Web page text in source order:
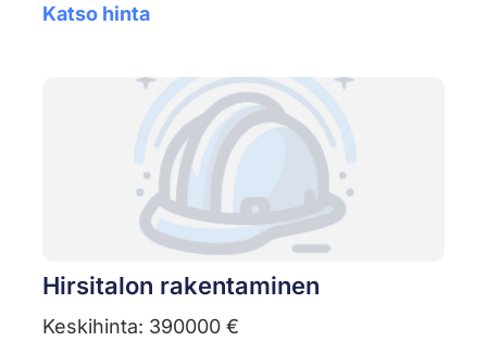
Katso hinta
Hirsitalon rakentaminen
Keskihinta: 390000 €